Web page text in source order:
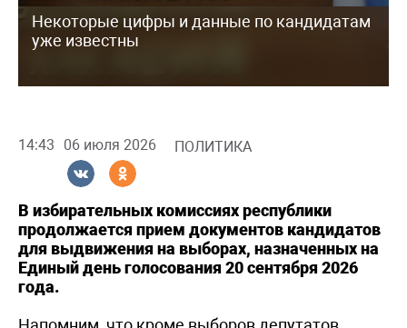
Некоторые цифры и данные по кандидатам
уже известны
14:43 06 июля 2026 ПОЛИТИКА
В избирательных комиссиях республики
продолжается прием документов кандидатов
для выдвижения на выборах, назначенных на
Единый день голосования 20 сентября 2026
года.